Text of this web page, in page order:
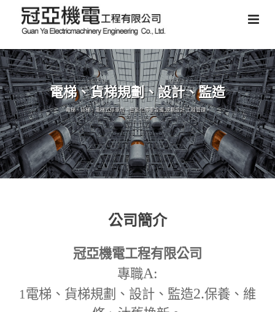
電梯、貨梯規劃、設計、監造
電梯、貨梯、電梯式停車塔、智能化停車設備,規劃設計,工程管理。
公司簡介
冠亞機電工程有限公司
專職A:
1電梯、貨梯規劃、設計、監造2.保養、維